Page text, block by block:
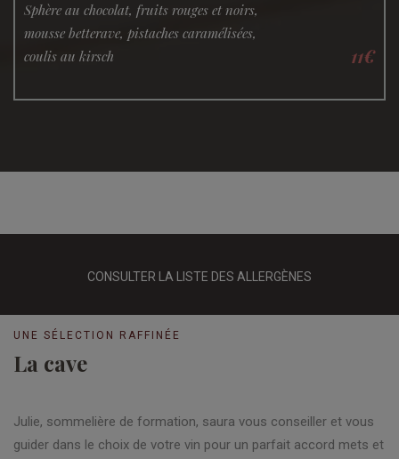
Sphère au chocolat, fruits rouges et noirs,
mousse betterave, pistaches caramélisées,
coulis au kirsch
11€
CONSULTER LA LISTE DES ALLERGÈNES
UNE SÉLECTION RAFFINÉE
La cave
Julie, sommelière de formation, saura vous conseiller et vous
guider dans le choix de votre vin pour un parfait accord mets et